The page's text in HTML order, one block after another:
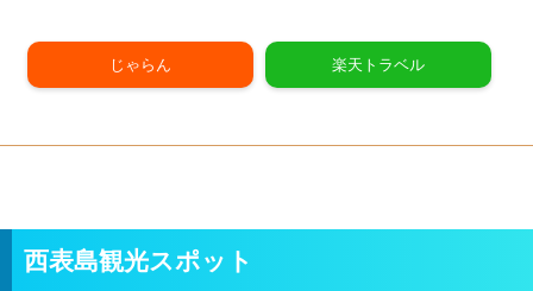
じゃらん 楽天トラベル
西表島観光スポット